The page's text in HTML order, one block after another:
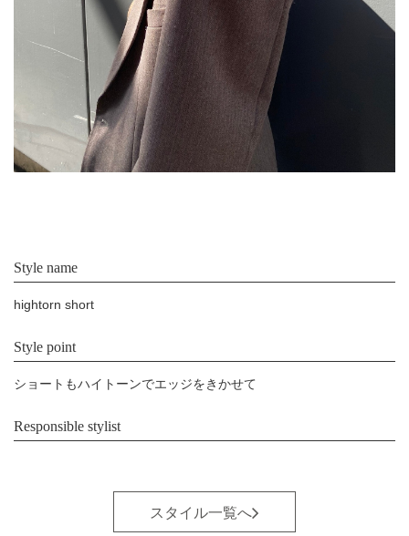
Style name
hightorn short
Style point
ショートもハイトーンでエッジをきかせて
Responsible stylist
スタイル一覧へ